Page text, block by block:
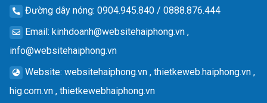
Đường dây nóng: 0904.945.840 / 0888.876.444
Email: kinhdoanh@websitehaiphong.vn ,
info@websitehaiphong.vn
Website: websitehaiphong.vn , thietkeweb.haiphong.vn ,
hig.com.vn , thietkewebhaiphong.vn